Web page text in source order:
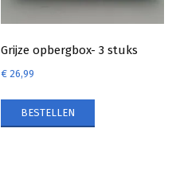
Grijze opbergbox- 3 stuks
€26,99
BESTELLEN